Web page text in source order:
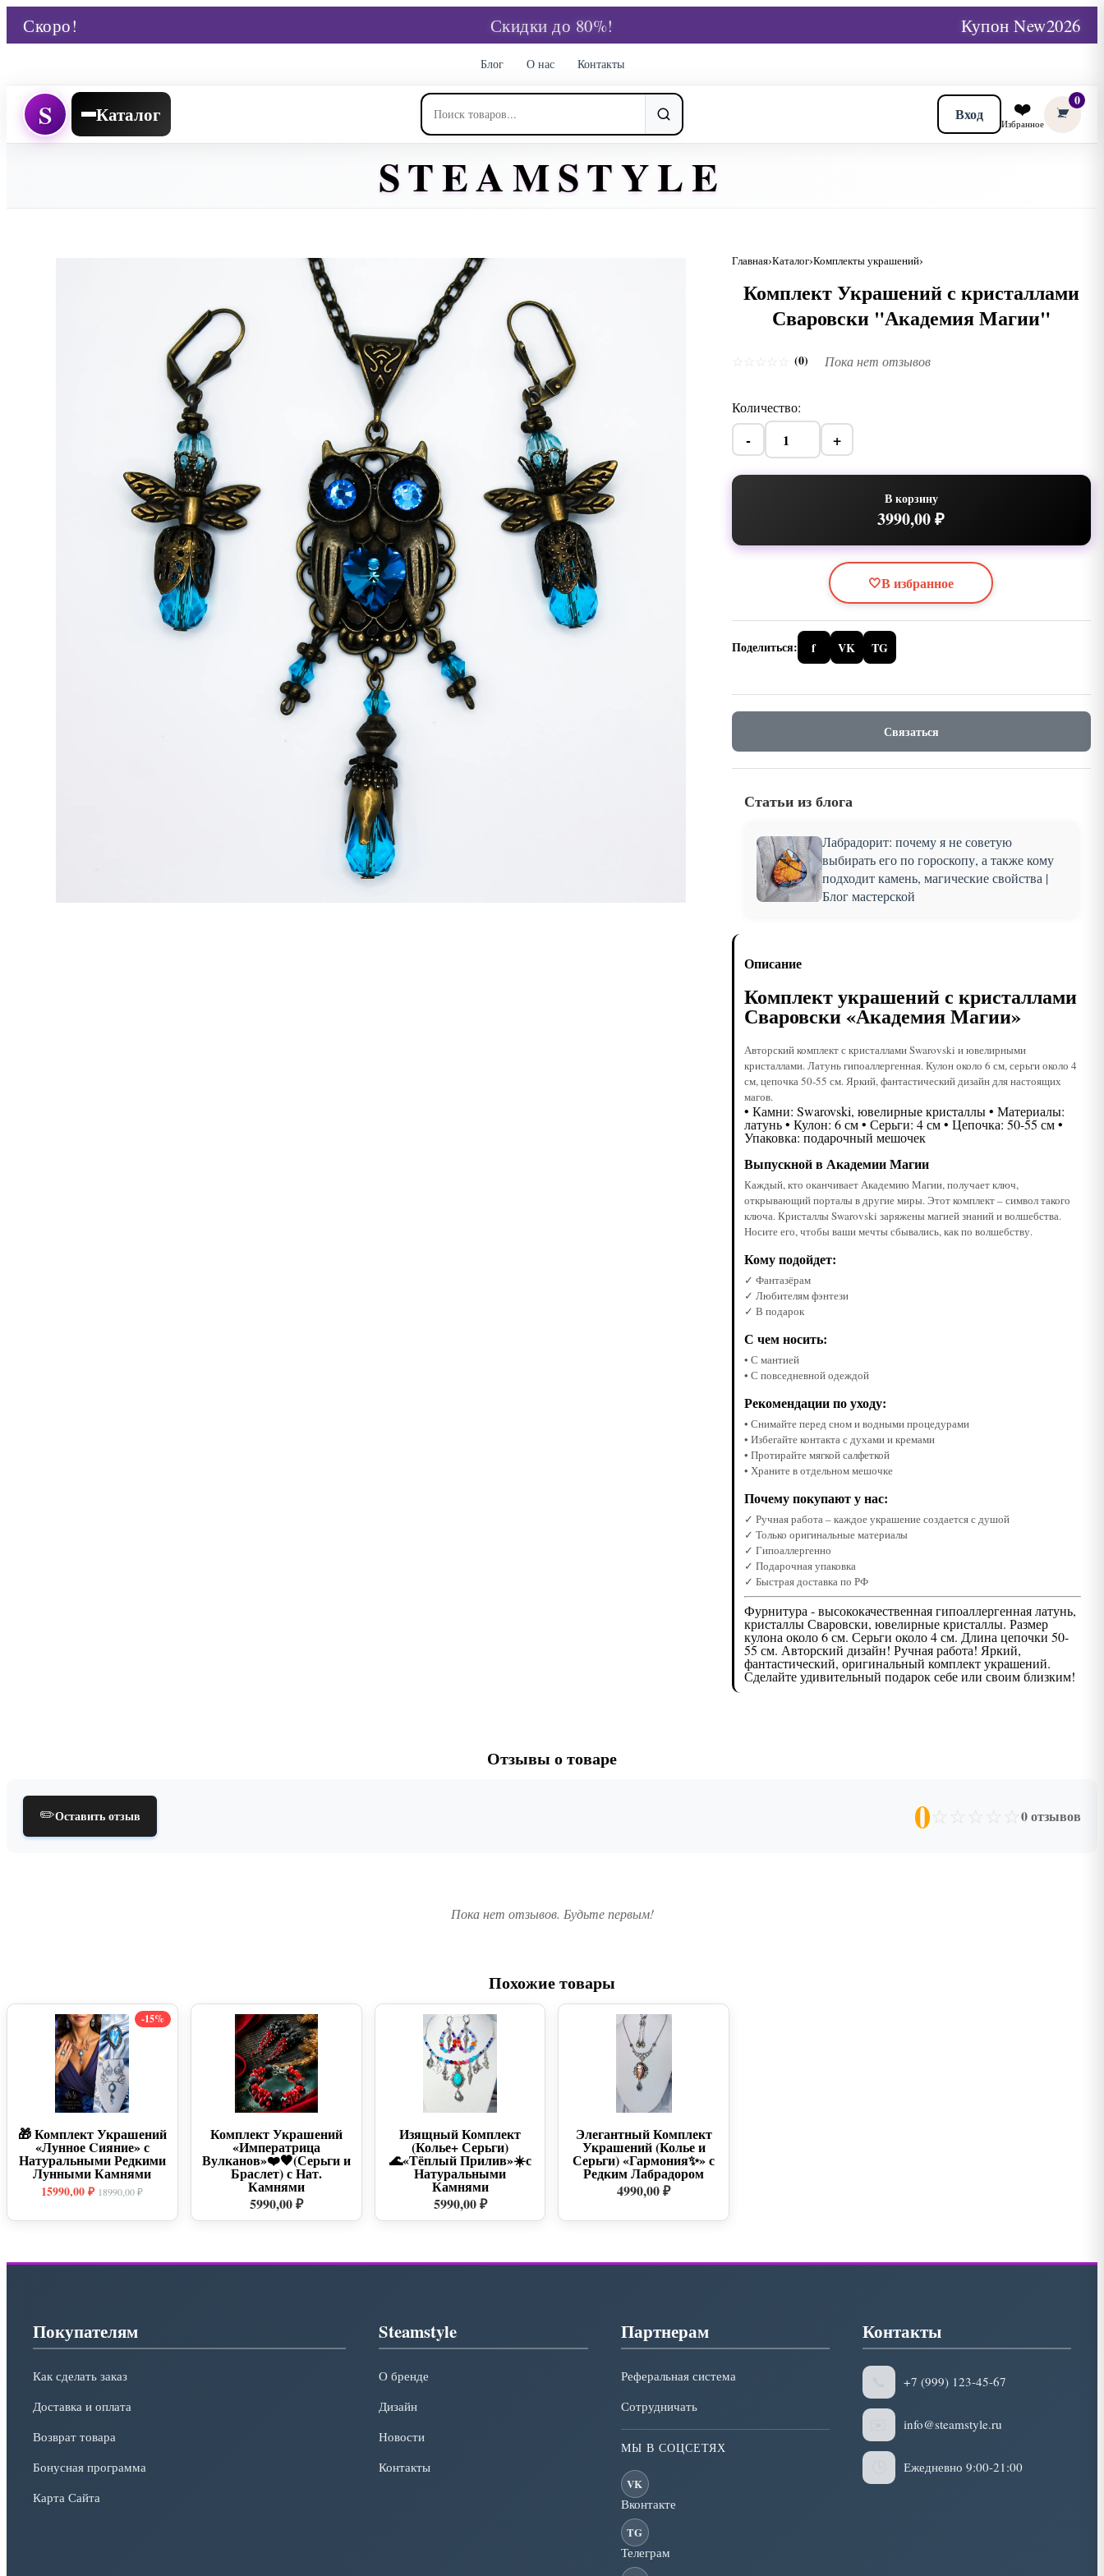
Скоро! Скидки до 80%! Купон New2026
Блог О нас Контакты
S Каталог Вход ❤️
Избранное
0
STEAMSTYLE
Главная Каталог Комплекты украшений
Комплект Украшений с кристаллами
Сваровски "Академия Магии"
(0) Пока нет отзывов
Количество:
- +
В корзину
3990,00 ₽
🤍В избранное
Поделиться: f VK TG
Связаться
Статьи из блога
Лабрадорит: почему я не советую
выбирать его по гороскопу, а также кому
подходит камень, магические свойства |
Блог мастерской
Описание
Комплект украшений с кристаллами
Сваровски «Академия Магии»
Авторский комплект с кристаллами Swarovski и ювелирными
кристаллами. Латунь гипоаллергенная. Кулон около 6 см, серьги около 4
см, цепочка 50-55 см. Яркий, фантастический дизайн для настоящих
магов.
• Камни: Swarovski, ювелирные кристаллы • Материалы:
латунь • Кулон: 6 см • Серьги: 4 см • Цепочка: 50-55 см •
Упаковка: подарочный мешочек
Выпускной в Академии Магии
Каждый, кто оканчивает Академию Магии, получает ключ,
открывающий порталы в другие миры. Этот комплект – символ такого
ключа. Кристаллы Swarovski заряжены магией знаний и волшебства.
Носите его, чтобы ваши мечты сбывались, как по волшебству.
Кому подойдет:
✓ Фантазёрам
✓ Любителям фэнтези
✓ В подарок
С чем носить:
• С мантией
• С повседневной одеждой
Рекомендации по уходу:
• Снимайте перед сном и водными процедурами
• Избегайте контакта с духами и кремами
• Протирайте мягкой салфеткой
• Храните в отдельном мешочке
Почему покупают у нас:
✓ Ручная работа – каждое украшение создается с душой
✓ Только оригинальные материалы
✓ Гипоаллергенно
✓ Подарочная упаковка
✓ Быстрая доставка по РФ
Фурнитура - высококачественная гипоаллергенная латунь,
кристаллы Сваровски, ювелирные кристаллы. Размер
кулона около 6 см. Серьги около 4 см. Длина цепочки 50-
55 см. Авторский дизайн! Ручная работа! Яркий,
фантастический, оригинальный комплект украшений.
Сделайте удивительный подарок себе или своим близким!
Отзывы о товаре
✏️Оставить отзыв 0 ☆ ☆ ☆ ☆ ☆ 0 отзывов
Пока нет отзывов. Будьте первым!
Похожие товары
-15%
🎁 Комплект Украшений
«Лунное Cияние» с
Натуральными Редкими
Лунными Камнями
15990,00 ₽ 18990,00 ₽
Комплект Украшений
«Императрица
Вулканов»❤️🖤(Серьги и
Браслет) с Нат.
Камнями
5990,00 ₽
Изящный Комплект
(Колье+ Серьги)
🌊«Тёплый Прилив»☀️с
Натуральными
Камнями
5990,00 ₽
Элегантный Комплект
Украшений (Колье и
Серьги) «Гармония✨» с
Редким Лабрадором
4990,00 ₽
Покупателям
Как сделать заказ
Доставка и оплата
Возврат товара
Бонусная программа
Карта Сайта
Steamstyle
О бренде
Дизайн
Новости
Контакты
Партнерам
Реферальная система
Сотрудничать
МЫ В СОЦСЕТЯХ
VK
Вконтакте
TG
Телеграм
Контакты
+7 (999) 123-45-67
info@steamstyle.ru
Ежедневно 9:00-21:00